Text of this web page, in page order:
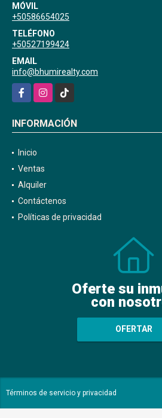
MÓVIL
+50586654025
TELÉFONO
+50527199424
EMAIL
info@bhumirealty.com
FacebookInstagramTikTok
INFORMACIÓN
Inicio
Ventas
Alquiler
Contáctenos
Políticas de privacidad
Oferte su
con
OFERTAR
Términos de servicio y privacidad